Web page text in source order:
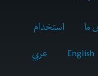
ما
استخدام
English
عربي